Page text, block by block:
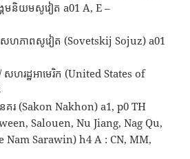
មនិយមសូវៀត a01 A, E –
ហភាពសូវៀត (Sovetskij Sojuz) a01
ហរដ្ឋអាមេរិក (United States of
រ (Sakon Nakhon) a1, p0 TH
Salouen, Nu Jiang, Nag Qu,
Sarawin) h4 A : CN, MM,